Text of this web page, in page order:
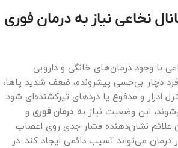
نخاعی نیاز به درمان فوری
با وجود درمان‌های خانگی و دارویی
دچار بی‌حسی پیشرونده، ضعف شدید پاها،
ادرار و مدفوع یا دردهای تیرکشنده‌ای شود
این وضعیت نیاز به درمان فوری و
علائم نشان‌دهنده فشار جدی روی اعصاب
می‌تواند آسیب دائمی ایجاد کند. در